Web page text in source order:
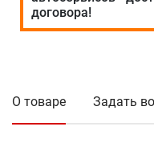
договора!
О товаре Задать